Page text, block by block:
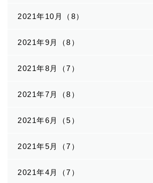
2021年10月（8）
2021年9月（8）
2021年8月（7）
2021年7月（8）
2021年6月（5）
2021年5月（7）
2021年4月（7）